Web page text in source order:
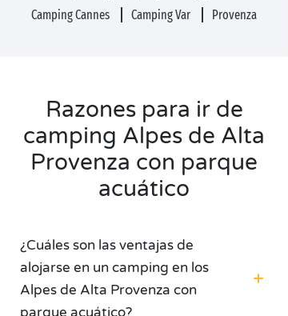
Camping Cannes
Camping Var Provenza
Razones para ir de
camping Alpes de Alta
Provenza con parque
acuático
¿Cuáles son las ventajas de
alojarse en un camping en los
Alpes de Alta Provenza con
parque acuático?